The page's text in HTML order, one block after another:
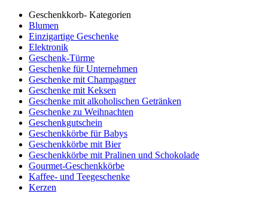
Geschenkkorb- Kategorien
Blumen
Einzigartige Geschenke
Elektronik
Geschenk-Türme
Geschenke für Unternehmen
Geschenke mit Champagner
Geschenke mit Keksen
Geschenke mit alkoholischen Getränken
Geschenke zu Weihnachten
Geschenkgutschein
Geschenkkörbe für Babys
Geschenkkörbe mit Bier
Geschenkkörbe mit Pralinen und Schokolade
Gourmet-Geschenkkörbe
Kaffee- und Teegeschenke
Kerzen